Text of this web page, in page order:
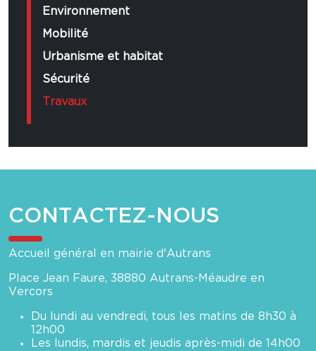
Environnement
Mobilité
Urbanisme et habitat
Sécurité
Travaux
CONTACTEZ-NOUS
Accueil général en mairie d'Autrans
Place Jean Faure, 38880 Autrans-Méaudre en
Vercors
Du lundi au vendredi, tous les matins de 8h30 à
12h00
Les lundis, mardis et jeudis après-midi de 14h00